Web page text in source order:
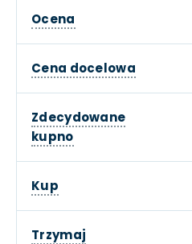
Ocena
Cena docelowa
Zdecydowane
kupno
Kup
Trzymaj